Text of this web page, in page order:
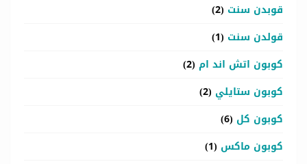
قوبدن سنت (2)
قولدن سنت (1)
كوبون اتش اند ام (2)
كوبون ستايلي (2)
كوبون كل (6)
كوبون ماكس (1)